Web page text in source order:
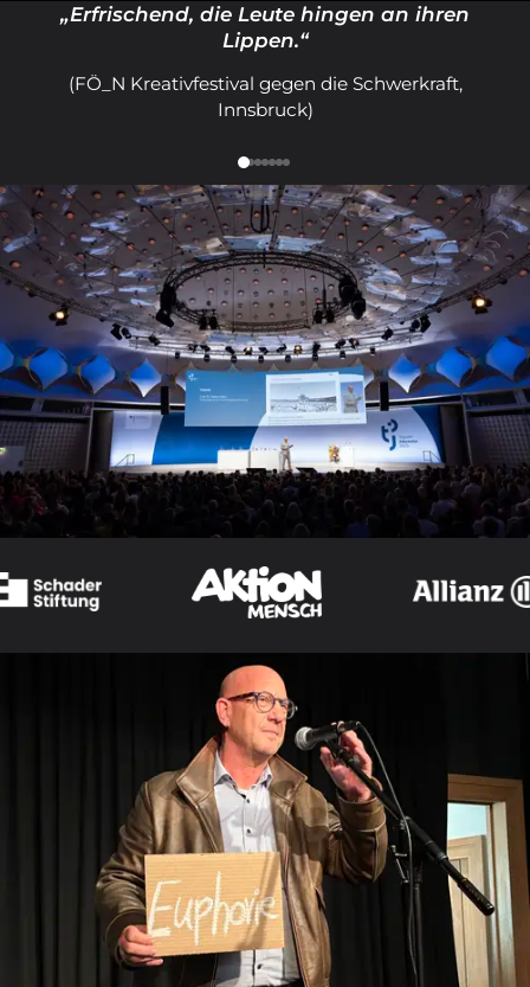
„Erfrischend, die Leute hingen an ihren
Lippen.“
(FÖ_N Kreativfestival gegen die Schwerkraft,
Innsbruck)